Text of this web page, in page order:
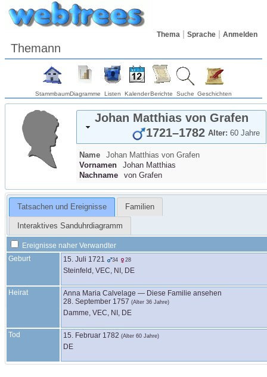
Thema Sprache Anmelden
Themann
StammbaumDiagramme Listen KalenderBerichte Suche Geschichten
Johan Matthias von Grafen
Alter: 60 Jahre
1721–1782
Name Johan Matthias von Grafen
Vornamen
Johan Matthias
Nachname
von Grafen
Tatsachen und Ereignisse Familien
Interaktives Sanduhrdiagramm
Ereignisse naher Verwandter
Geburt
15. Juli 1721 34 28
Steinfeld, VEC, NI, DE
Heirat Anna Maria Calvelage — Diese Familie ansehen
28. September 1757 (Alter 36 Jahre)
Damme, VEC, NI, DE
Tod 15. Februar 1782 (Alter 60 Jahre)
DE